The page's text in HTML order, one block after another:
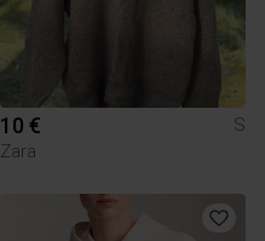
10 €
S
Zara